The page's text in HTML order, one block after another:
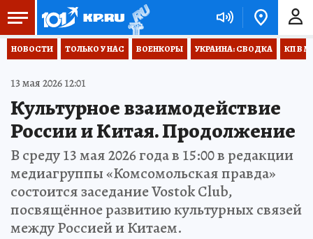
НОВОСТИ ТОЛЬКО У НАС ВОЕНКОРЫ УКРАИНА: СВОДКА КП В
13 мая 2026 12:01
Культурное взаимодействие
России и Китая. Продолжение
В среду 13 мая 2026 года в 15:00 в редакции
медиагруппы «Комсомольская правда»
состоится заседание Vostok Club,
посвящённое развитию культурных связей
между Россией и Китаем.